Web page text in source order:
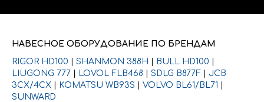
НАВЕСНОЕ ОБОРУДОВАНИЕ ПО БРЕНДАМ
RIGOR HD100 | SHANMON 388H | BULL HD100 |
LIUGONG 777 | LOVOL FLB468 | SDLG B877F | JCB
3CX/4CX | KOMATSU WB93S | VOLVO BL61/BL71 |
SUNWARD